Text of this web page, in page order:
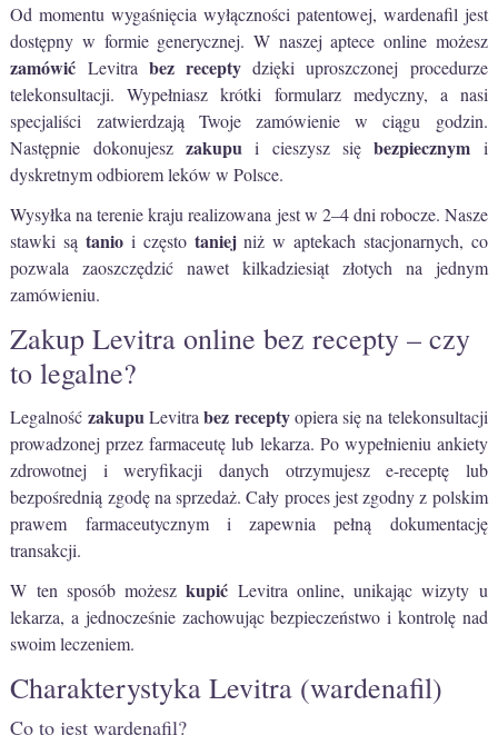
Od momentu wygaśnięcia wyłączności patentowej, wardenafil jest
dostępny w formie generycznej. W naszej aptece online możesz
zamówić Levitra bez recepty dzięki uproszczonej procedurze
telekonsultacji. Wypełniasz krótki formularz medyczny, a nasi
specjaliści zatwierdzają Twoje zamówienie w ciągu godzin.
Następnie dokonujeszzakupu i cieszysz siębezpiecznym i
dyskretnym odbiorem leków w Polsce.
Wysyłka na terenie kraju realizowana jest w 2–4 dni robocze. Nasze
stawki sątanio i często taniejniż w aptekach stacjonarnych, co
pozwala zaoszczędzić nawet kilkadziesiąt złotych na jednym
zamówieniu.
Zakup Levitra online bez recepty – czy
to legalne?
Legalność zakupu Levitrabez receptyopiera się na telekonsultacji
prowadzonej przez farmaceutę lub lekarza. Po wypełnieniu ankiety
zdrowotnej i weryfikacji danych otrzymujesz e-receptę lub
bezpośrednią zgodę na sprzedaż. Cały proces jest zgodny z polskim
prawem farmaceutycznym i zapewnia pełną dokumentację
transakcji.
W ten sposób możeszkupić Levitra online, unikając wizyty u
lekarza, a jednocześnie zachowując bezpieczeństwo i kontrolę nad
swoim leczeniem.
Charakterystyka Levitra (wardenafil)
Co to jest wardenafil?